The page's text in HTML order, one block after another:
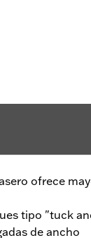
ofrece
tipo "tuck
de ancho